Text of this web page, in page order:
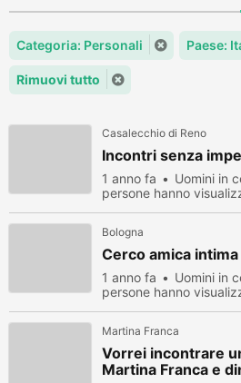
Categoria: Personali Paese:
Rimuovi tutto
Casalecchio di Reno
Incontri senza
1 anno fa Uomini in
persone hanno
Bologna
Cerco amica intima
1 anno fa Uomini in
persone hanno
Martina Franca
Vorrei incontrare
Martina Franca e